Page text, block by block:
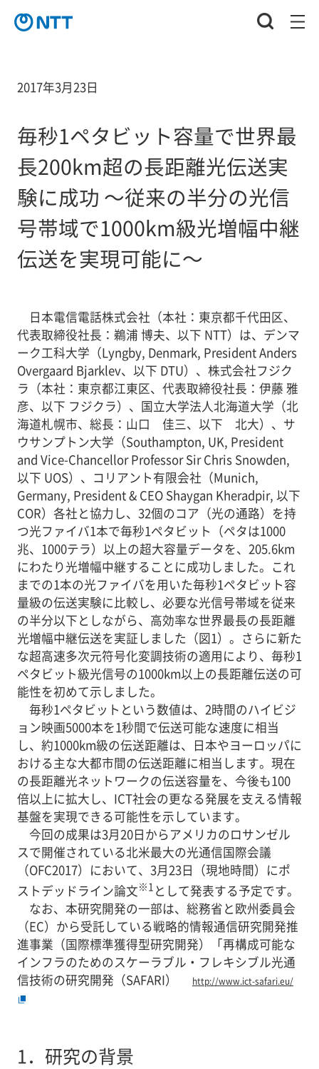
2017年3月23日
毎秒1ペタビット容量で世界最
長200km超の長距離光伝送実
験に成功 ～従来の半分の光信
号帯域で1000km級光増幅中継
伝送を実現可能に～
日本電信電話株式会社（本社：東京都千代田区、
代表取締役社長：鵜浦 博夫、以下 NTT）は、デンマ
ーク工科大学（Lyngby, Denmark, President Anders
Overgaard Bjarklev、以下 DTU）、株式会社フジク
ラ（本社：東京都江東区、代表取締役社長：伊藤 雅
彦、以下 フジクラ）、国立大学法人北海道大学（北
海道札幌市、総長：山口 佳三、以下 北大）、サ
ウサンプトン大学（Southampton, UK, President
and Vice-Chancellor Professor Sir Chris Snowden,
以下 UOS）、コリアント有限会社（Munich,
Germany, President & CEO Shaygan Kheradpir, 以下
COR）各社と協力し、32個のコア（光の通路）を持
つ光ファイバ1本で毎秒1ペタビット（ペタは1000
兆、1000テラ）以上の超大容量データを、205.6km
にわたり光増幅中継することに成功しました。これ
までの1本の光ファイバを用いた毎秒1ペタビット容
量級の伝送実験に比較し、必要な光信号帯域を従来
の半分以下としながら、高効率な世界最長の長距離
光増幅中継伝送を実証しました（図1）。さらに新た
な超高速多次元符号化変調技術の適用により、毎秒1
ペタビット級光信号の1000km以上の長距離伝送の可
能性を初めて示しました。
毎秒1ペタビットという数値は、2時間のハイビジ
ョン映画5000本を1秒間で伝送可能な速度に相当
し、約1000km級の伝送距離は、日本やヨーロッパに
おける主な大都市間の伝送距離に相当します。現在
の長距離光ネットワークの伝送容量を、今後も100
倍以上に拡大し、ICT社会の更なる発展を支える情報
基盤を実現できる可能性を示しています。
今回の成果は3月20日からアメリカのロサンゼル
スで開催されている北米最大の光通信国際会議
（OFC2017）において、3月23日（現地時間）にポ
ストデッドライン論文※1 として発表する予定です。
なお、本研究開発の一部は、総務省と欧州委員会
（EC）から受託している戦略的情報通信研究開発推
進事業（国際標準獲得型研究開発）「再構成可能な
インフラのためのスケーラブル・フレキシブル光通
信技術の研究開発（SAFARI）
http://www.ict-safari.eu/
1． 研究の背景